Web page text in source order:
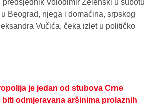
predsjednik Volodimir Zelenski u subotu
Beograd, njega i domaćina, srpskog
Vučića, čeka izlet u političko
je jedan od stubova Crne
biti odmjeravana aršinima prolaznih